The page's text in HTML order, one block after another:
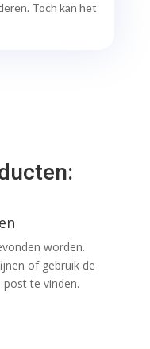
Toch kan het
worden.
of gebruik de
te vinden.